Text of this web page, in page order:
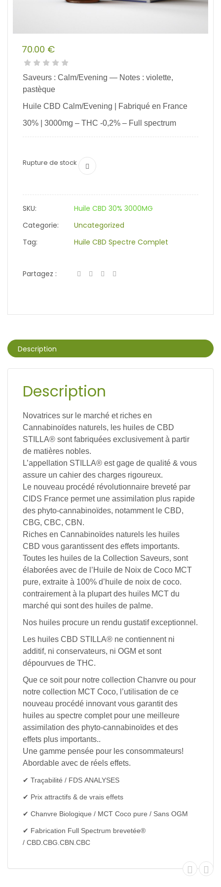
70.00 €
Saveurs : Calm/Evening — Notes : violette,
pastèque
Huile CBD Calm/Evening | Fabriqué en France
30% | 3000mg – THC -0,2% – Full spectrum
Rupture de stock
SKU:
Huile CBD 30% 3000MG
Categorie:
Uncategorized
Tag:
Huile CBD Spectre Complet
Partagez :
Description
Description
Novatrices sur le marché et riches en
Cannabinoïdes naturels, les huiles de CBD
STILLA® sont fabriquées exclusivement à partir
de matières nobles.
L’appellation STILLA® est gage de qualité & vous
assure un cahier des charges rigoureux.
Le nouveau procédé révolutionnaire breveté par
CIDS France permet une assimilation plus rapide
des phyto-cannabinoïdes, notamment le CBD,
CBG, CBC, CBN.
Riches en Cannabinoïdes naturels les huiles
CBD vous garantissent des effets importants.
Toutes les huiles de la Collection Saveurs, sont
élaborées avec de l’Huile de Noix de Coco MCT
pure, extraite à 100% d’huile de noix de coco.
contrairement à la plupart des huiles MCT du
marché qui sont des huiles de palme.
Nos huiles procure un rendu gustatif exceptionnel.
Les huiles CBD STILLA® ne contiennent ni
additif, ni conservateurs, ni OGM et sont
dépourvues de THC.
Que ce soit pour notre collection Chanvre ou pour
notre collection MCT Coco, l’utilisation de ce
nouveau procédé innovant vous garantit des
huiles au spectre complet pour une meilleure
assimilation des phyto-cannabinoïdes et des
effets plus importants..
Une gamme pensée pour les consommateurs!
Abordable avec de réels effets.
✔︎ Traçabilité / FDS ANALYSES
✔︎ Prix attractifs & de vrais effets
✔︎ Chanvre Biologique / MCT Coco pure / Sans OGM
✔︎ Fabrication Full Spectrum brevetée®
/ CBD.CBG.CBN.CBC